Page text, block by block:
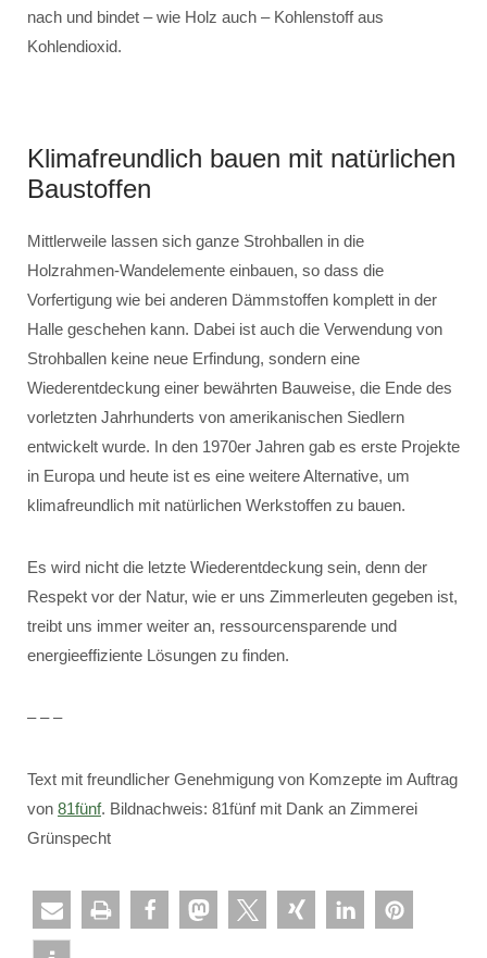
nach und bindet – wie Holz auch – Kohlenstoff aus
Kohlendioxid.
Klimafreundlich bauen mit natürlichen
Baustoffen
Mittlerweile lassen sich ganze Strohballen in die
Holzrahmen-Wandelemente einbauen, so dass die
Vorfertigung wie bei anderen Dämmstoffen komplett in der
Halle geschehen kann. Dabei ist auch die Verwendung von
Strohballen keine neue Erfindung, sondern eine
Wiederentdeckung einer bewährten Bauweise, die Ende des
vorletzten Jahrhunderts von amerikanischen Siedlern
entwickelt wurde. In den 1970er Jahren gab es erste Projekte
in Europa und heute ist es eine weitere Alternative, um
klimafreundlich mit natürlichen Werkstoffen zu bauen.
Es wird nicht die letzte Wiederentdeckung sein, denn der
Respekt vor der Natur, wie er uns Zimmerleuten gegeben ist,
treibt uns immer weiter an, ressourcensparende und
energieeffiziente Lösungen zu finden.
– – –
Text mit freundlicher Genehmigung von Komzepte im Auftrag
von 81fünf. Bildnachweis: 81fünf mit Dank an Zimmerei
Grünspecht